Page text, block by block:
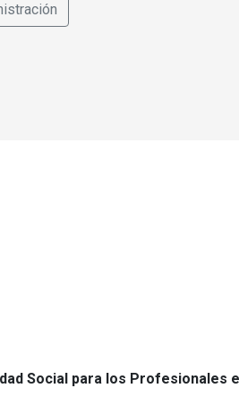
Social para los Profesionales